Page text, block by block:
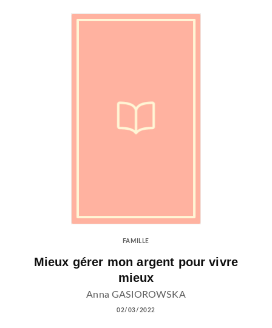
FAMILLE
Mieux gérer mon argent pour vivre
mieux
Anna GASIOROWSKA
02/03/2022